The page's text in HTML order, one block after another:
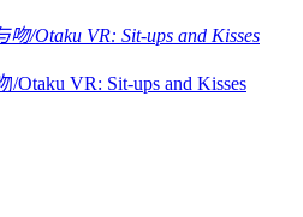
Otaku VR: Sit-ups and Kisses